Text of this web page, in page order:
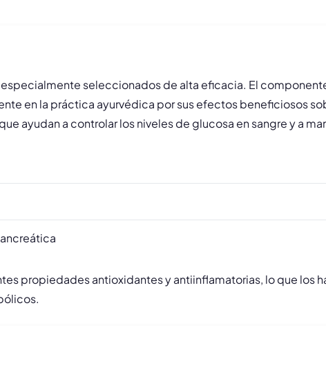
seleccionados de alta eficacia. El
en la práctica ayurvédica por sus efectos beneficiosos
ayudan a controlar los niveles de glucosa en sangre y a
propiedades antioxidantes y antiinflamatorias, lo que los